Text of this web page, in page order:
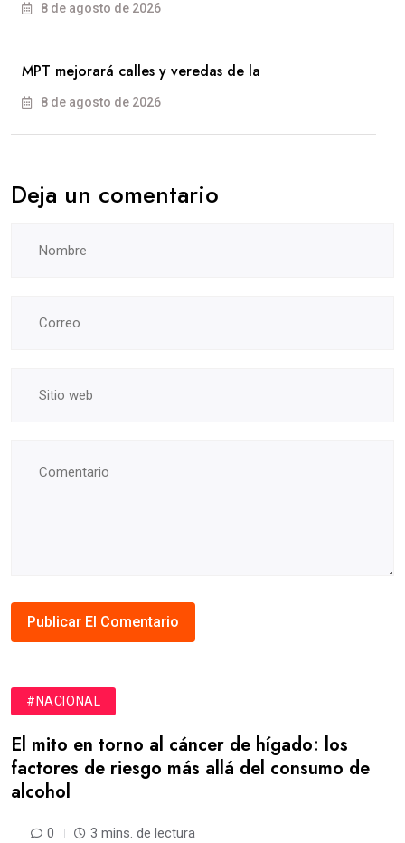
8 de agosto de 2026
MPT mejorará calles y veredas de la
8 de agosto de 2026
Deja un comentario
#NACIONAL
El mito en torno al cáncer de hígado: los
factores de riesgo más allá del consumo de
alcohol
0 3 mins. de lectura